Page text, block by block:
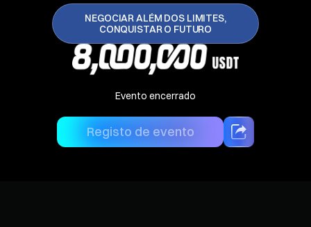
NEGOCIAR ALÉM DOS LIMITES,
CONQUISTAR O FUTURO
Evento encerrado
Registo de evento